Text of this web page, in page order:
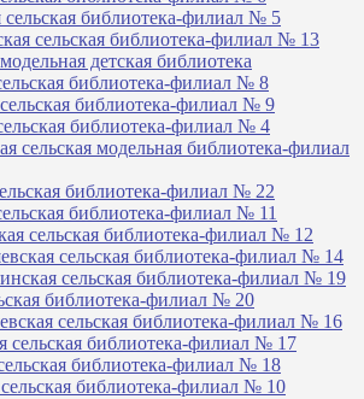
библиотека-филиал № 5
сельская библиотека-филиал № 13
детская библиотека
библиотека-филиал № 8
библиотека-филиал № 9
библиотека-филиал № 4
сельская модельная библиотека-филиал
библиотека-филиал № 22
библиотека-филиал № 11
сельская библиотека-филиал № 12
сельская библиотека-филиал № 14
сельская библиотека-филиал № 19
библиотека-филиал № 20
сельская библиотека-филиал № 16
сельская библиотека-филиал № 17
библиотека-филиал № 18
библиотека-филиал № 10